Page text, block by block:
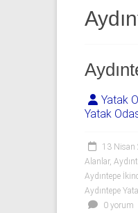
0
542
541
06
06
|
Spot
Yatak
Yatak
13 Nisan
Alanlar,
Aydıntepe
Aydıntepe
0 yorum